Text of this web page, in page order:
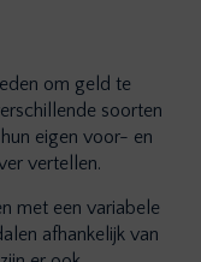
om geld te
soorten
eigen voor- en
vertellen.
met een variabele
afhankelijk van